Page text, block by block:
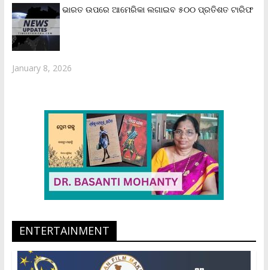
ଭାରତ ଉପରେ ଆମେରିକା ଲଗାଇବ ୫୦୦ ପ୍ରତିଶତ ଟାରିଫ
January 8, 2026
ENTERTAINMENT